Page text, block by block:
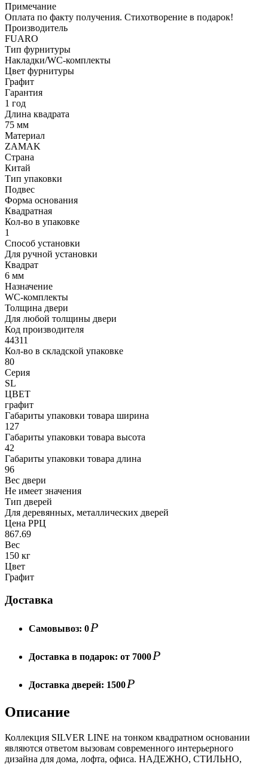
Примечание
Оплата по факту получения. Стихотворение в подарок!
Производитель
FUARO
Тип фурнитуры
Накладки/WC-комплекты
Цвет фурнитуры
Графит
Гарантия
1 год
Длина квадрата
75 мм
Материал
ZAMAK
Страна
Китай
Тип упаковки
Подвес
Форма основания
Квадратная
Кол-во в упаковке
1
Способ установки
Для ручной установки
Квадрат
6 мм
Назначение
WC-комплекты
Толщина двери
Для любой толщины двери
Код производителя
44311
Кол-во в складской упаковке
80
Серия
SL
ЦВЕТ
графит
Габариты упаковки товара ширина
127
Габариты упаковки товара высота
42
Габариты упаковки товара длина
96
Вес двери
Не имеет значения
Тип дверей
Для деревянных, металлических дверей
Цена РРЦ
867.69
Вес
150 кг
Цвет
Графит
Доставка
Самовывоз: 0Р
Доставка в подарок: от 7000Р
Доставка дверей: 1500Р
Описание
Коллекция SILVER LINE на тонком квадратном основании
являются ответом вызовам современного интерьерного
дизайна для дома, лофта, офиса. НАДЕЖНО, СТИЛЬНО,